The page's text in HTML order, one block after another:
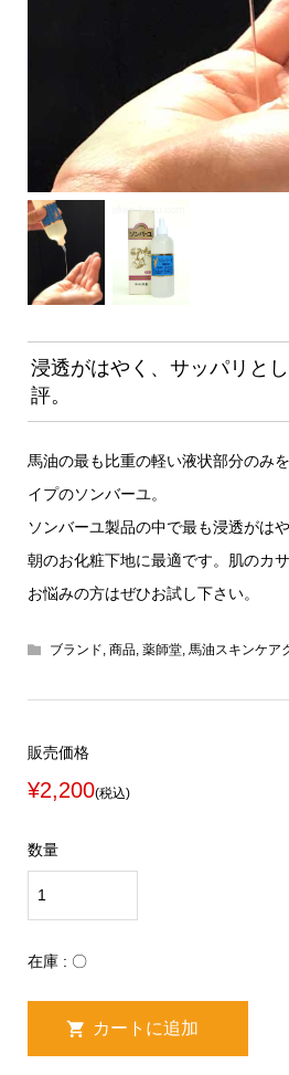
浸透がはやく、サッパリと
評。
馬油の最も比重の軽い液状部分のみ
イプのソンバーユ。
ソンバーユ製品の中で最も浸透がは
朝のお化粧下地に最適です。肌のカ
お悩みの方はぜひお試し下さい。
ブランド, 商品, 薬師堂, 馬油スキンケア
販売価格
¥2,200(税込)
数量
在庫 : 〇